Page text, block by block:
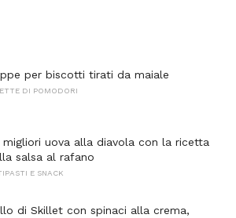
per biscotti tirati da maiale
DI POMODORI
migliori uova alla diavola con la ricetta
salsa al rafano
E SNACK
di Skillet con spinaci alla crema,